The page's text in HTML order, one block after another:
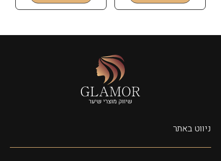
ניווט באתר